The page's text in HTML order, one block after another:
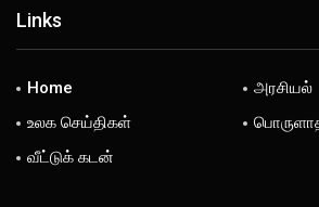
Links
Home
அரசியல்
உலக செய்திகள்
வீட்டுக் கடன்